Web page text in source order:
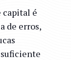
capital é
de erros,